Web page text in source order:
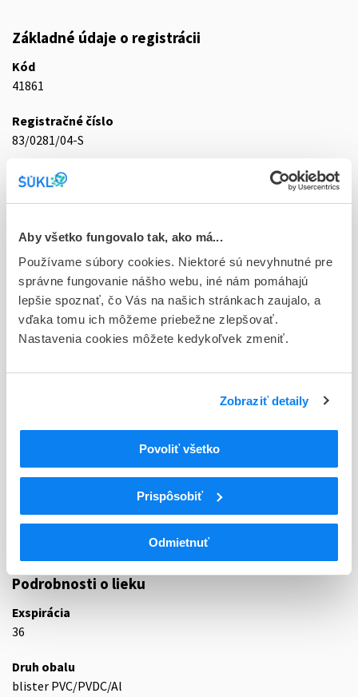
Aby všetko fungovalo tak, ako má...
Používame súbory cookies. Niektoré sú nevyhnutné pre
správne fungovanie nášho webu, iné nám pomáhajú
lepšie spoznať, čo Vás na našich stránkach zaujalo, a
vďaka tomu ich môžeme priebežne zlepšovať.
Nastavenia cookies môžete kedykoľvek zmeniť.
Zobraziť detaily
Povoliť všetko
Prispôsobiť
Odmietnuť
Základné údaje o registrácii
Kód
41861
Registračné číslo
83/0281/04-S
Doplnok
Stav
D - Registrácia bez obmedzenia platnosti
Typ registračnej procedúry
Národná
Držiteľ, krajina
KARDIOVASKULÁRNY SYSTÉM
PERIFÉRNE VAZODILATANCIÁ
C04AD
Deriváty purínu
Pentoxifylín
Podrobnosti o lieku
Exspirácia
36
Druh obalu
blister PVC/PVDC/Al